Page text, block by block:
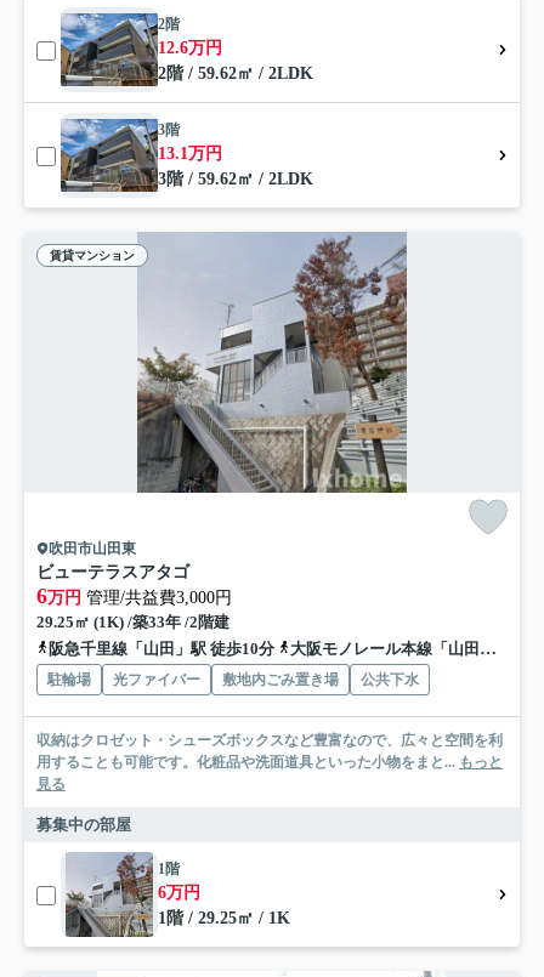
2階
12.6万円
2階 / 59.62㎡ / 2LDK
3階
13.1万円
3階 / 59.62㎡ / 2LDK
賃貸マンション
吹田市山田東
ビューテラスアタゴ
6万円 管理/共益費3,000円
29.25㎡ (1K) /築33年 /2階建
阪急千里線「山田」駅 徒歩10分
大阪モノレール本線「山田」駅 徒歩11分
駐輪場 光ファイバー 敷地内ごみ置き場 公共下水
収納はクロゼット・シューズボックスなど豊富なので、広々と空間を利
用することも可能です。化粧品や洗面道具といった小物をまと... もっと
見る
募集中の部屋
1階
6万円
1階 / 29.25㎡ / 1K